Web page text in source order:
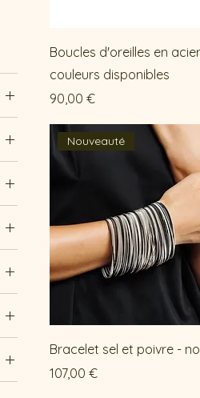
€
Boucles d'oreilles en
couleurs disponibles
Prix
90,00 €
Nouveauté
Bracelet sel et poivre -
Prix
107,00 €